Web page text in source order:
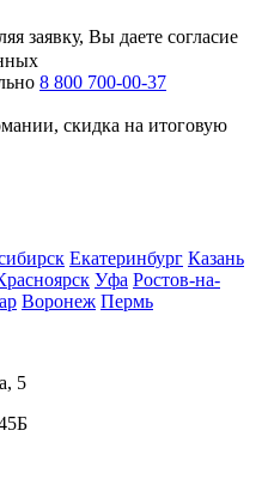
заявку, Вы даете согласие
8 800 700-00-37
скидка на итоговую
Екатеринбург Казань
Уфа Ростов-на-
Воронеж Пермь
5